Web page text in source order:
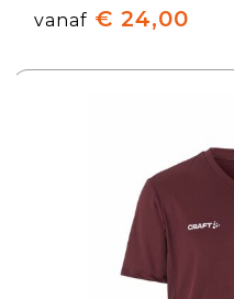
vanaf € 24,00